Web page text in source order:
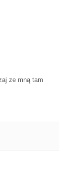
ze mną tam